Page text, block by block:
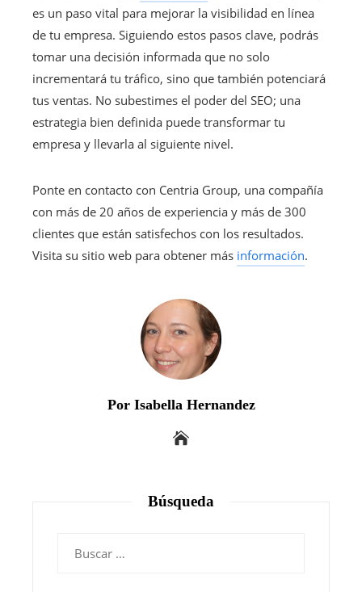
es un paso vital para mejorar la visibilidad en línea
de tu empresa. Siguiendo estos pasos clave, podrás
tomar una decisión informada que no solo
incrementará tu tráfico, sino que también potenciará
tus ventas. No subestimes el poder del SEO; una
estrategia bien definida puede transformar tu
empresa y llevarla al siguiente nivel.
Ponte en contacto con Centria Group, una compañía
con más de 20 años de experiencia y más de 300
clientes que están satisfechos con los resultados.
Visita su sitio web para obtener más información.
Por Isabella Hernandez
Búsqueda